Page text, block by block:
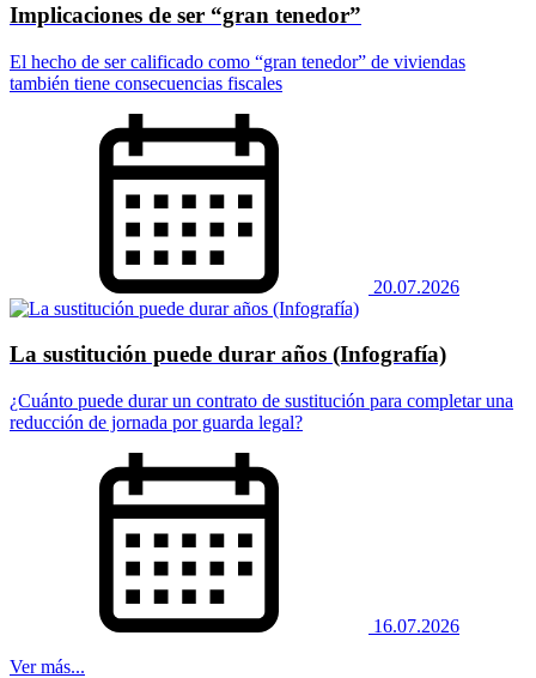
Implicaciones de ser “gran tenedor”
El hecho de ser calificado como “gran tenedor” de viviendas
también tiene consecuencias fiscales
20.07.2026
La sustitución puede durar años (Infografía)
¿Cuánto puede durar un contrato de sustitución para completar una
reducción de jornada por guarda legal?
16.07.2026
Ver más...